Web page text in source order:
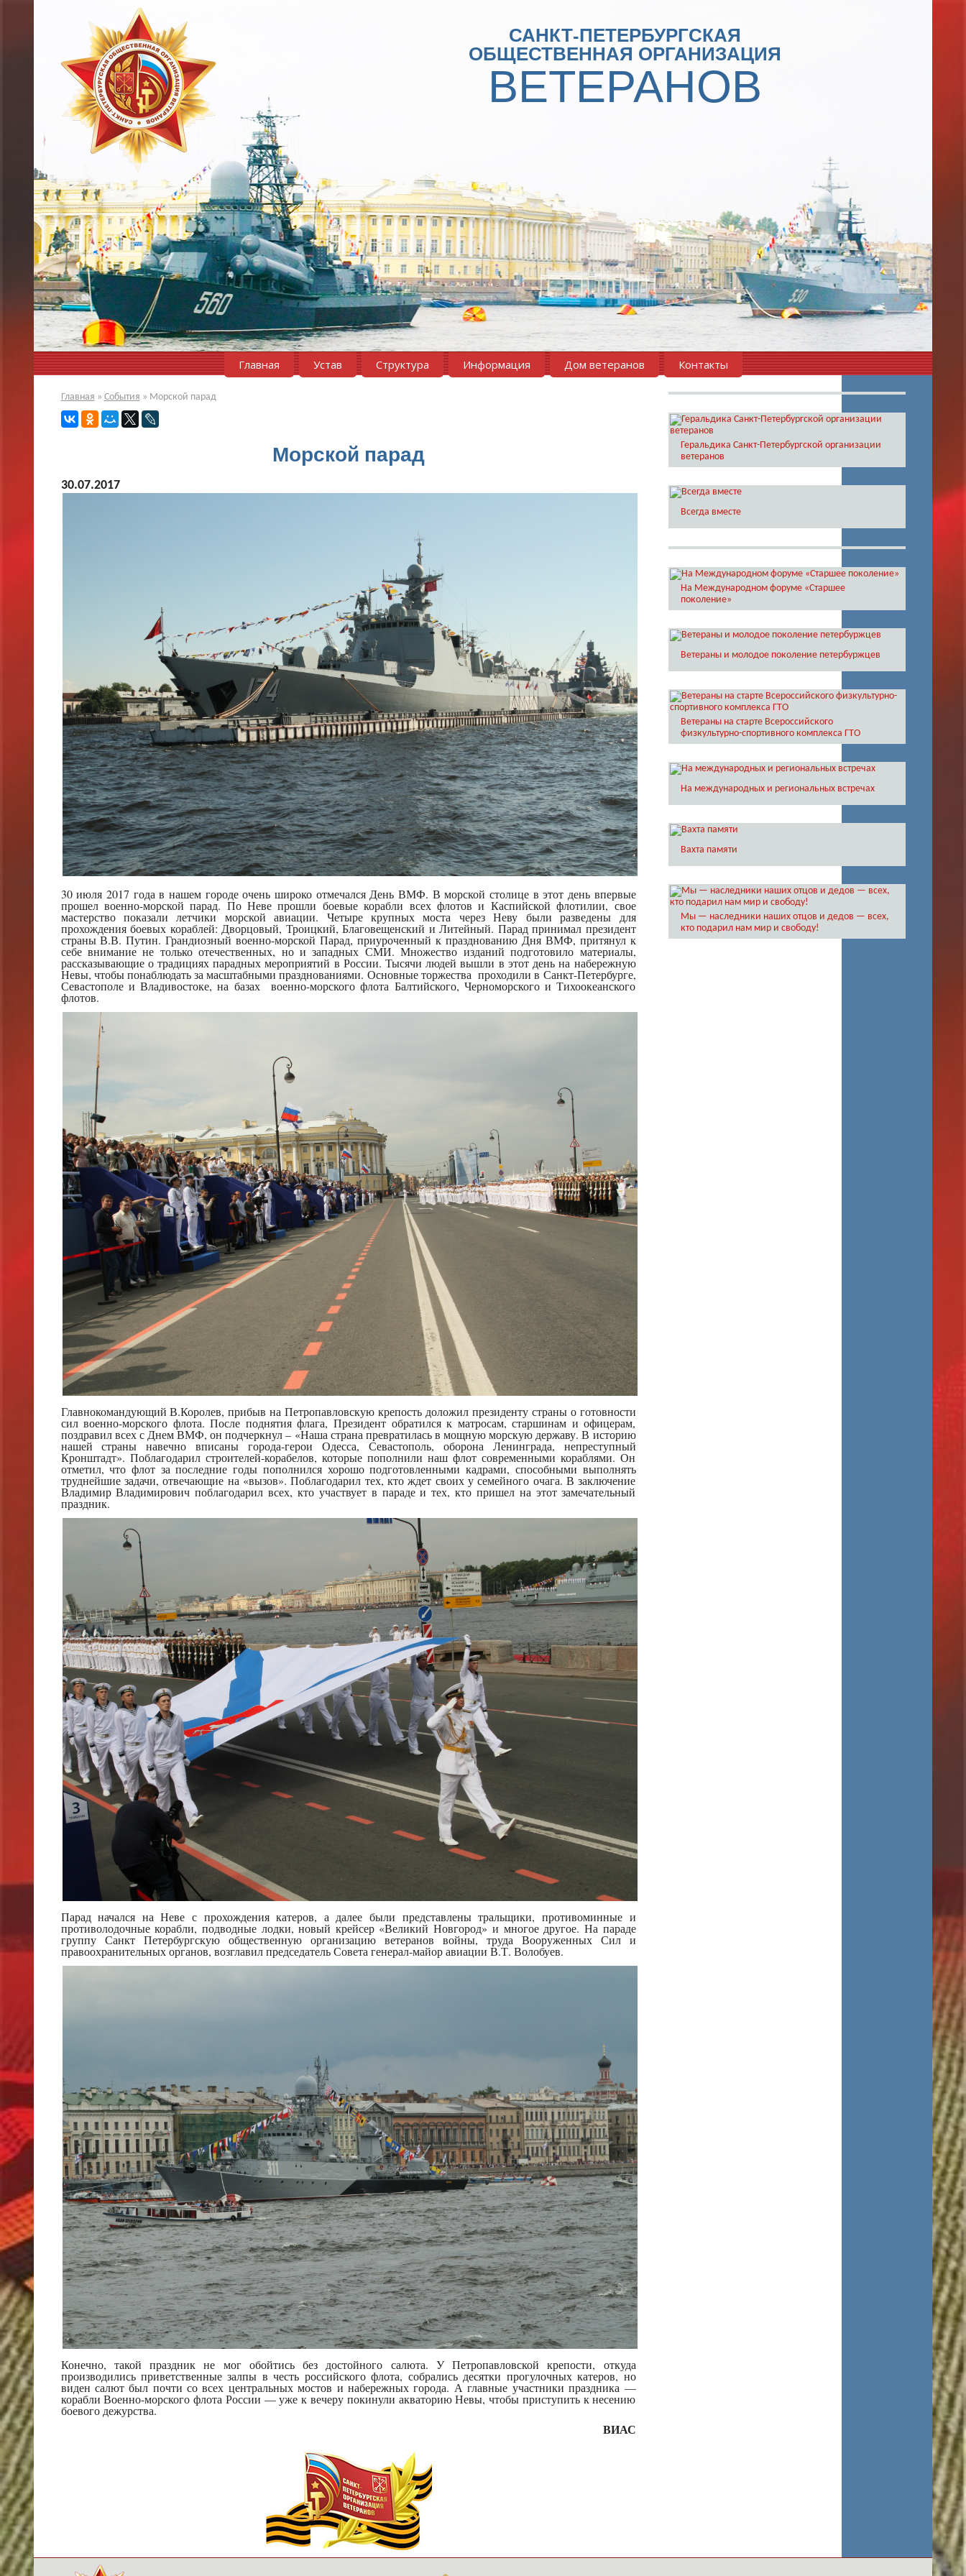
САНКТ-ПЕТЕРБУРГСКАЯ
ОБЩЕСТВЕННАЯ ОРГАНИЗАЦИЯ
ВЕТЕРАНОВ
Главная Устав Структура Информация Дом ветеранов Контакты
Главная » События » Морской парад
Морской парад
30.07.2017
30 июля 2017 года в нашем городе очень широко отмечался День ВМФ. В морской столице в этот день впервые
прошел военно-морской парад. По Неве прошли боевые корабли всех флотов и Каспийской флотилии, свое
мастерство показали летчики морской авиации. Четыре крупных моста через Неву были разведены для
прохождения боевых кораблей: Дворцовый, Троицкий, Благовещенский и Литейный. Парад принимал президент
страны В.В. Путин. Грандиозный военно-морской Парад, приуроченный к празднованию Дня ВМФ, притянул к
себе внимание не только отечественных, но и западных СМИ. Множество изданий подготовило материалы,
рассказывающие о традициях парадных мероприятий в России. Тысячи людей вышли в этот день на набережную
Невы, чтобы понаблюдать за масштабными празднованиями. Основные торжества проходили в Санкт-Петербурге,
Севастополе и Владивостоке, на базах военно-морского флота Балтийского, Черноморского и Тихоокеанского
флотов.
Главнокомандующий В.Королев, прибыв на Петропавловскую крепость доложил президенту страны о готовности
сил военно-морского флота. После поднятия флага, Президент обратился к матросам, старшинам и офицерам,
поздравил всех с Днем ВМФ, он подчеркнул – «Наша страна превратилась в мощную морскую державу. В историю
нашей страны навечно вписаны города-герои Одесса, Севастополь, оборона Ленинграда, непреступный
Кронштадт». Поблагодарил строителей-корабелов, которые пополнили наш флот современными кораблями. Он
отметил, что флот за последние годы пополнился хорошо подготовленными кадрами, способными выполнять
труднейшие задачи, отвечающие на «вызов». Поблагодарил тех, кто ждет своих у семейного очага. В заключение
Владимир Владимирович поблагодарил всех, кто участвует в параде и тех, кто пришел на этот замечательный
праздник.
Парад начался на Неве с прохождения катеров, а далее были представлены тральщики, противоминные и
противолодочные корабли, подводные лодки, новый крейсер «Великий Новгород» и многое другое. На параде
группу Санкт Петербургскую общественную организацию ветеранов войны, труда Вооруженных Сил и
правоохранительных органов, возглавил председатель Совета генерал-майор авиации В.Т. Волобуев.
Конечно, такой праздник не мог обойтись без достойного салюта. У Петропавловской крепости, откуда
производились приветственные залпы в честь российского флота, собрались десятки прогулочных катеров, но
виден салют был почти со всех центральных мостов и набережных города. А главные участники праздника —
корабли Военно-морского флота России — уже к вечеру покинули акваторию Невы, чтобы приступить к несению
боевого дежурства.
ВИАС
Геральдика Санкт-Петербургской организации
ветеранов
Всегда вместе
На Международном форуме «Старшее
поколение»
Ветераны и молодое поколение петербуржцев
Ветераны на старте Всероссийского
физкультурно-спортивного комплекса ГТО
На международных и региональных встречах
Вахта памяти
Мы — наследники наших отцов и дедов — всех,
кто подарил нам мир и свободу!